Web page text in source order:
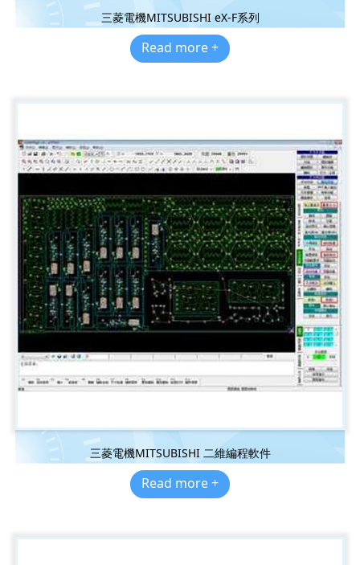
三菱電機MITSUBISHI eX-F系列
Read more +
三菱電機MITSUBISHI 二維編程軟件
Read more +